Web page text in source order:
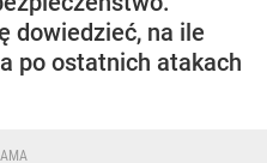
dowiedzieć, na ile
po ostatnich atakach